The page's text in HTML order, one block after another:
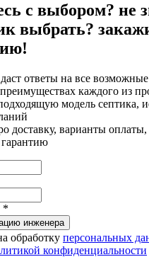
с выбором? не
выбрать?
ответы на все
каждого из
модель септика,
доставку, варианты оплаты,
*
инженера
обработку персональных
конфиденциальности